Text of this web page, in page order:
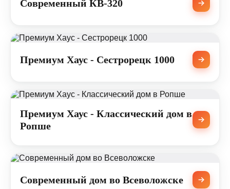
Современный КВ-320
Премиум Хаус - Сестрорецк 1000
Премиум Хаус - Классический дом в
Ропше
Современный дом во Всеволожске